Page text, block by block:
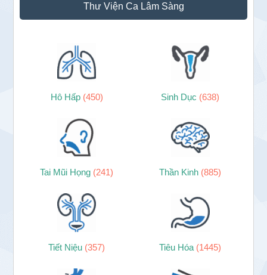
Thư Viện Ca Lâm Sàng
Hô Hấp (450) Sinh Dục (638)
Tai Mũi Họng (241) Thần Kinh (885)
Tiết Niệu (357) Tiêu Hóa (1445)